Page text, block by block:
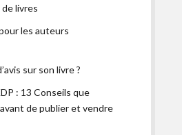
livres
les auteurs
sur son livre ?
: 13 Conseils que
de publier et vendre